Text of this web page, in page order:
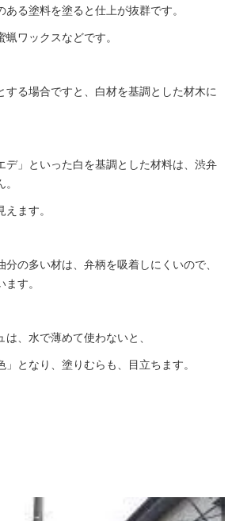
る塗料を塗ると仕上が抜群です。
ワックスなどです。
する場合ですと、白材を基調とした材木に
デ」といった白を基調とした材料は、渋弁
ます。
の多い材は、弁柄を吸着しにくいので、
す。
、水で薄めて使わないと、
となり、塗りむらも、目立ちます。